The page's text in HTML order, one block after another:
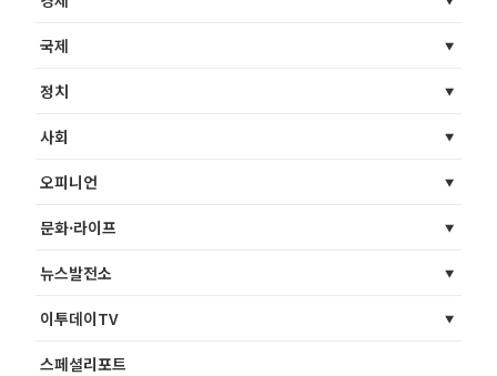
국제
정치
사회
오피니언
문화·라이프
뉴스발전소
이투데이TV
스페셜리포트